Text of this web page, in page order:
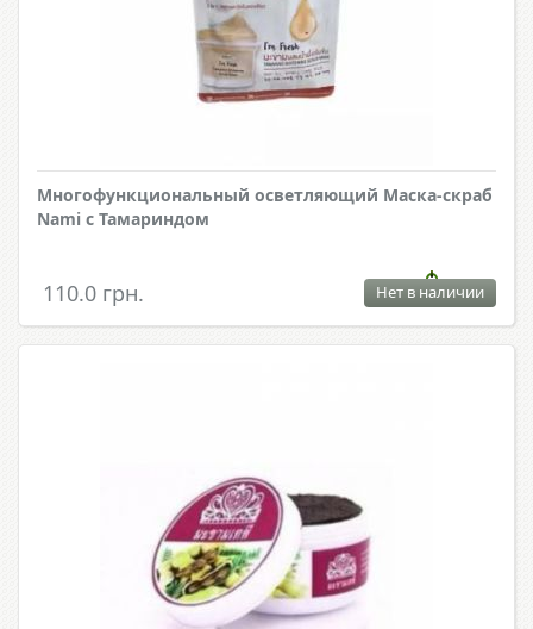
Многофункциональный осветляющий Маска-скраб
Nami с Тамариндом
110.0 грн. Нет в наличии